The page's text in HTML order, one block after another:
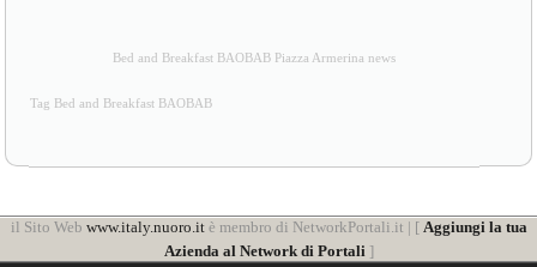
Bed and Breakfast BAOBAB Piazza Armerina news
Tag Bed and Breakfast BAOBAB
il Sito Web www.italy.nuoro.itè membro di NetworkPortali.it | [ Aggiungi la tua
Azienda al Network di Portali ]